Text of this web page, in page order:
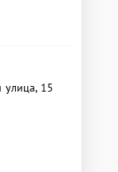
улица, 15